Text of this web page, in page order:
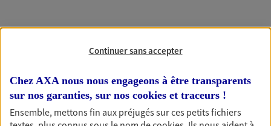
Nos offres phares
Épargne
Continuer sans accepter
Chez AXA nous nous engageons à être transparents
sur nos garanties, sur nos cookies et traceurs !
Ensemble, mettons fin aux préjugés sur ces petits fichiers